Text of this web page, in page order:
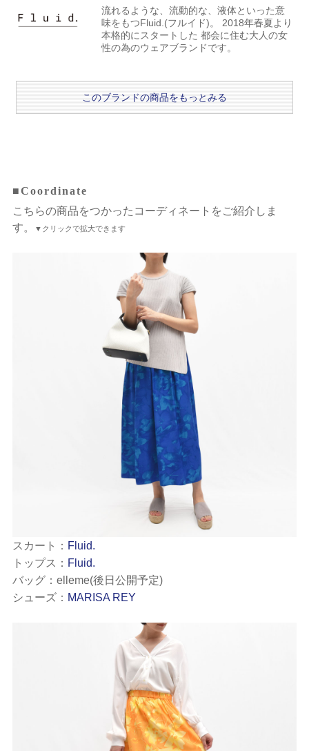
流れるような、流動的な、液体といった意
味をもつFluid.(フルイド)。 2018年春夏より
本格的にスタートした 都会に住む大人の女
性の為のウェアブランドです。
このブランドの商品をもっとみる
■Coordinate
こちらの商品をつかったコーディネートをご紹介しま
す。
▼クリックで拡大できます
スカート： Fluid.
トップス： Fluid.
バッグ：elleme(後日公開予定)
シューズ： MARISA REY